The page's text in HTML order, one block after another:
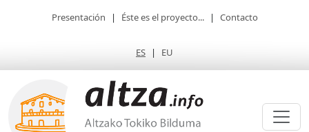
Presentación | Éste es el proyecto... | Contacto
ES | EU